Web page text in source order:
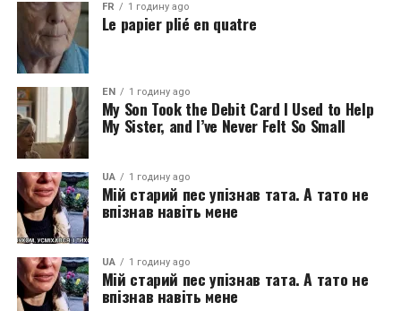
FR 1 годину ago
Le papier plié en quatre
EN 1 годину ago
My Son Took the Debit Card I Used to Help
My Sister, and I’ve Never Felt So Small
UA 1 годину ago
Мій старий пес упізнав тата. А тато не
впізнав навіть мене
UA 1 годину ago
Мій старий пес упізнав тата. А тато не
впізнав навіть мене